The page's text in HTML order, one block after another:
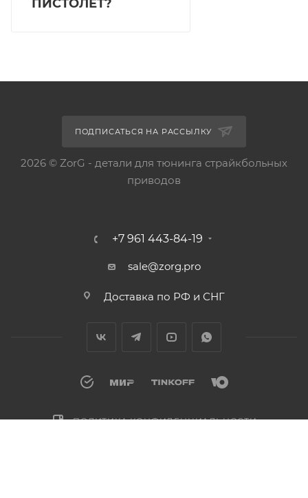
ПИСТОЛЕТ?
ПОДПИСАТЬСЯ НА РАССЫЛКУ
2026 © ZorG - детали для тюнинга страйкбольных
приводов
+7 961 443-84-19
sale@zorg.pro
Доставка по РФ и СНГ
ПОЛИТИКА КОНФИДЕНЦИАЛЬНОСТИ